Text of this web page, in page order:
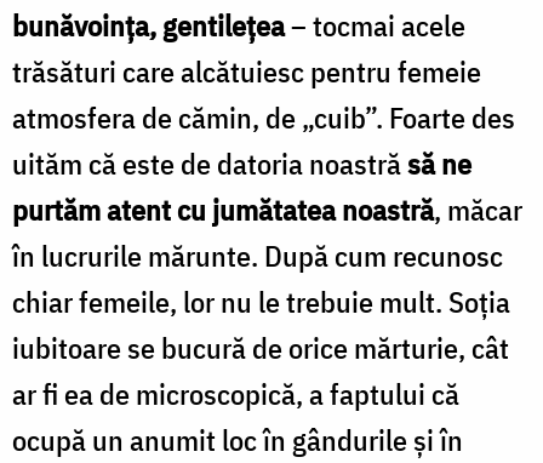
bunăvoinţa, gentileţea– tocmai acele
trăsături care alcătuiesc pentru femeie
atmosfera de cămin, de „cuib”. Foarte des
uităm că este de datoria noastrăsă ne
purtăm atent cu jumătatea noastră, măcar
în lucrurile mărunte. După cum recunosc
chiar femeile, lor nu le trebuie mult. Soţia
iubitoare se bucură de orice mărturie, cât
ar fi ea de microscopică, a faptului că
ocupă un anumit loc în gândurile şi în